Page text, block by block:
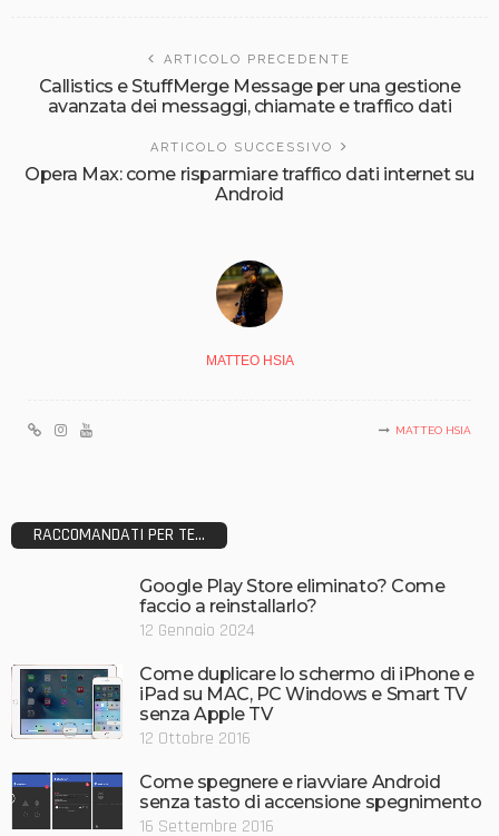
ARTICOLO PRECEDENTE
Callistics e StuffMerge Message per una gestione
avanzata dei messaggi, chiamate e traffico dati
ARTICOLO SUCCESSIVO
Opera Max: come risparmiare traffico dati internet su
Android
MATTEO HSIA
MATTEO HSIA
RACCOMANDATI PER TE...
Google Play Store eliminato? Come
faccio a reinstallarlo?
12 Gennaio 2024
Come duplicare lo schermo di iPhone e
iPad su MAC, PC Windows e Smart TV
senza Apple TV
12 Ottobre 2016
Come spegnere e riavviare Android
senza tasto di accensione spegnimento
16 Settembre 2016